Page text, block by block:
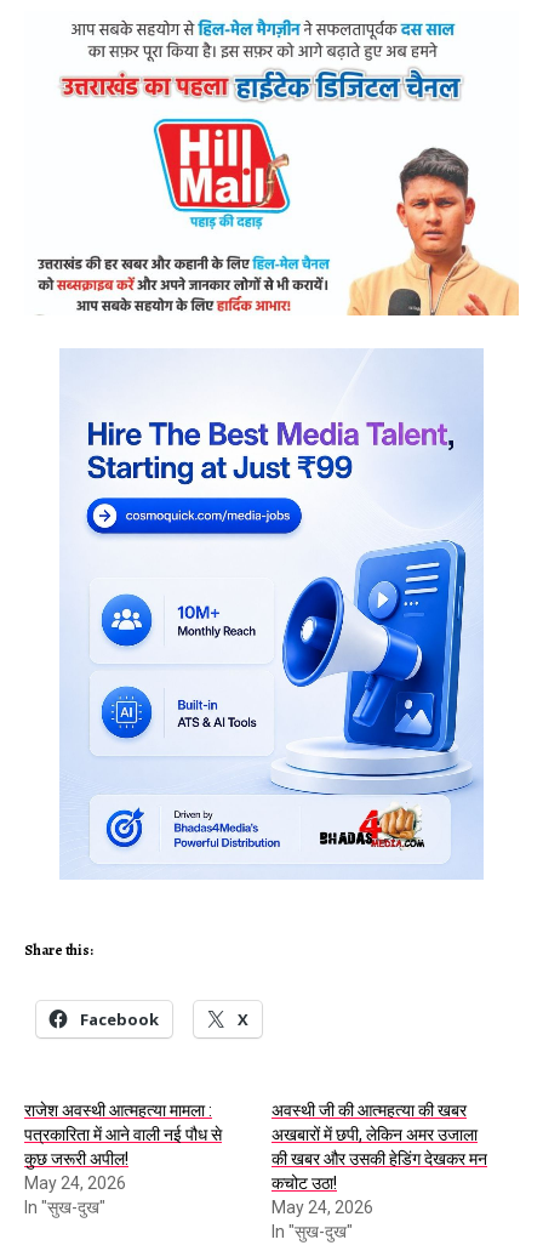
Share this:
Facebook X
राजेश अवस्थी आत्महत्या मामला :
पत्रकारिता में आने वाली नई पौध से
कुछ जरूरी अपील!
May 24, 2026
In "सुख-दुख"
अवस्थी जी की आत्महत्या की खबर
अखबारों में छपी, लेकिन अमर उजाला
की खबर और उसकी हेडिंग देखकर मन
कचोट उठा!
May 24, 2026
In "सुख-दुख"